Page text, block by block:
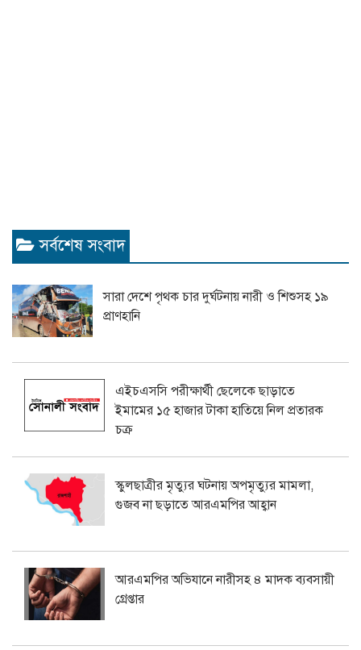
সর্বশেষ সংবাদ
সারা দেশে পৃথক চার দুর্ঘটনায় নারী ও শিশুসহ ১৯
প্রাণহানি
এইচএসসি পরীক্ষার্থী ছেলেকে ছাড়াতে
ইমামের ১৫ হাজার টাকা হাতিয়ে নিল প্রতারক
চক্র
স্কুলছাত্রীর মৃত্যুর ঘটনায় অপমৃত্যুর মামলা,
গুজব না ছড়াতে আরএমপির আহ্বান
আরএমপির অভিযানে নারীসহ ৪ মাদক ব্যবসায়ী
গ্রেপ্তার